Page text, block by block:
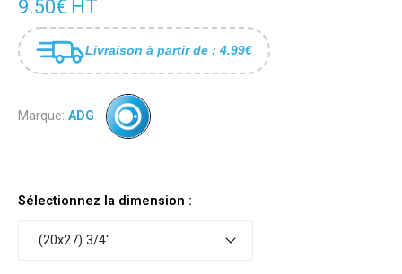
9.50€ HT
Livraison à partir de : 4.99€
Marque: ADG
Sélectionnez la dimension :
(20x27) 3/4"